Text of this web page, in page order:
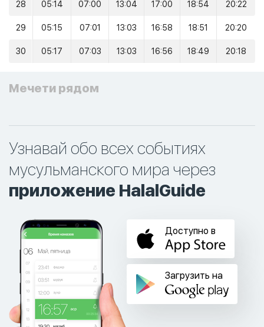
28 05:14 07:00 13:04 17:00 18:54 20:22
29 05:15 07:01 13:03 16:58 18:51 20:20
30 05:17 07:03 13:03 16:56 18:49 20:18
Мечети рядом
Узнавай обо всех событиях
мусульманского мира через
приложение HalalGuide
Доступно в
Загрузить на